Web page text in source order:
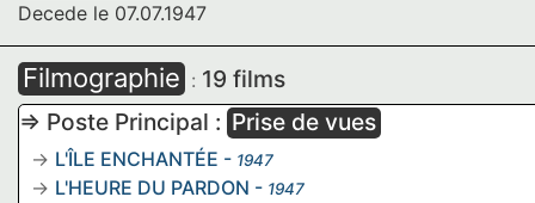
Decede le 07.07.1947
Filmographie : 19 films
=> Poste Principal : Prise de vues
L'ÎLE ENCHANTÉE - 1947
L'HEURE DU PARDON - 1947